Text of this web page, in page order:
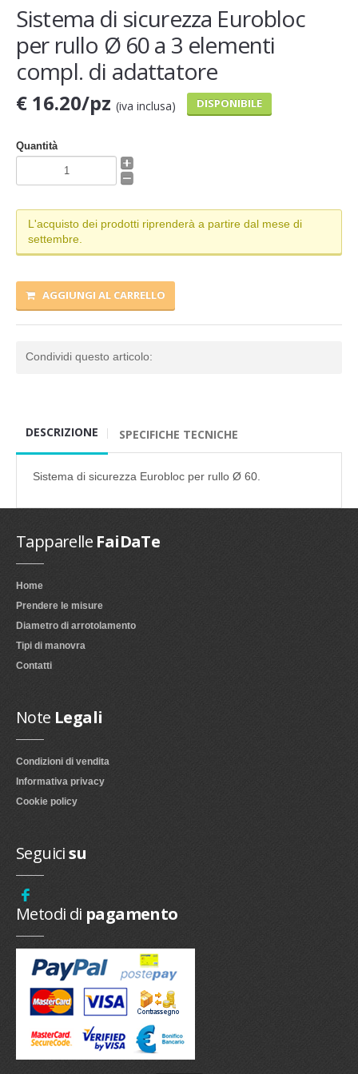
Sistema di sicurezza Eurobloc
per rullo Ø 60 a 3 elementi
compl. di adattatore
€ 16.20/pz (iva inclusa) DISPONIBILE
Quantità
L'acquisto dei prodotti riprenderà a partire dal mese di
settembre.
AGGIUNGI AL CARRELLO
Condividi questo articolo:
DESCRIZIONE SPECIFICHE TECNICHE
Sistema di sicurezza Eurobloc per rullo Ø 60.
Tapparelle FaiDaTe
Home
Prendere le misure
Diametro di arrotolamento
Tipi di manovra
Contatti
Note Legali
Condizioni di vendita
Informativa privacy
Cookie policy
Seguicisu
Metodi di pagamento